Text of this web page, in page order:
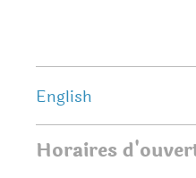
English
Horaires